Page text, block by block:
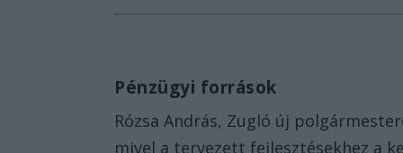
Pénzügyi források
Rózsa András, Zugló új
mivel a tervezett fejlesztésekhez a